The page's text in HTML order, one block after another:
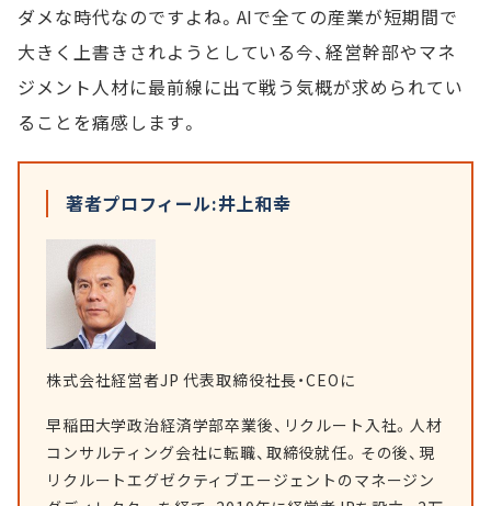
ダメな時代なのですよね。AIで全ての産業が短期間で
大きく上書きされようとしている今、経営幹部やマネ
ジメント人材に最前線に出て戦う気概が求められてい
ることを痛感します。
著者プロフィール:井上和幸
株式会社経営者JP 代表取締役社長・CEOに
早稲田大学政治経済学部卒業後、リクルート入社。人材
コンサルティング会社に転職、取締役就任。その後、現
リクルートエグゼクティブエージェントのマネージン